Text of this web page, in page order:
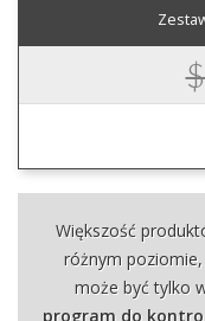
Większość
różnym
może być tylko
program do